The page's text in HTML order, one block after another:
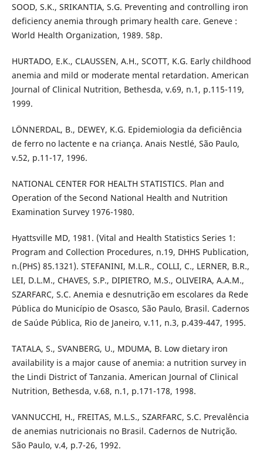
SOOD, S.K., SRIKANTIA, S.G. Preventing and controlling iron
deficiency anemia through primary health care. Geneve :
World Health Organization, 1989. 58p.
HURTADO, E.K., CLAUSSEN, A.H., SCOTT, K.G. Early childhood
anemia and mild or moderate mental retardation. American
Journal of Clinical Nutrition, Bethesda, v.69, n.1, p.115-119,
1999.
LÖNNERDAL, B., DEWEY, K.G. Epidemiologia da deficiência
de ferro no lactente e na criança. Anais Nestlé, São Paulo,
v.52, p.11-17, 1996.
NATIONAL CENTER FOR HEALTH STATISTICS. Plan and
Operation of the Second National Health and Nutrition
Examination Survey 1976-1980.
Hyattsville MD, 1981. (Vital and Health Statistics Series 1:
Program and Collection Procedures, n.19, DHHS Publication,
n.(PHS) 85.1321). STEFANINI, M.L.R., COLLI, C., LERNER, B.R.,
LEI, D.L.M., CHAVES, S.P., DIPIETRO, M.S., OLIVEIRA, A.A.M.,
SZARFARC, S.C. Anemia e desnutrição em escolares da Rede
Pública do Município de Osasco, São Paulo, Brasil. Cadernos
de Saúde Pública, Rio de Janeiro, v.11, n.3, p.439-447, 1995.
TATALA, S., SVANBERG, U., MDUMA, B. Low dietary iron
availability is a major cause of anemia: a nutrition survey in
the Lindi District of Tanzania. American Journal of Clinical
Nutrition, Bethesda, v.68, n.1, p.171-178, 1998.
VANNUCCHI, H., FREITAS, M.L.S., SZARFARC, S.C. Prevalência
de anemias nutricionais no Brasil. Cadernos de Nutrição.
São Paulo, v.4, p.7-26, 1992.